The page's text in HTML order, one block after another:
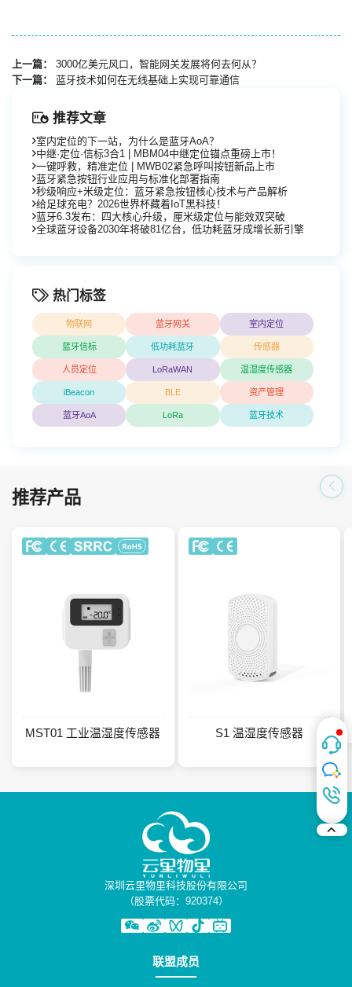
上一篇：
3000亿美元风口，智能网关发展将何去何从？
下一篇：
蓝牙技术如何在无线基础上实现可靠通信
推荐文章
室内定位的下一站，为什么是蓝牙AoA？
中继·定位·信标3合1 | MBM04中继定位锚点重磅上市！
一键呼救，精准定位 | MWB02紧急呼叫按钮新品上市
蓝牙紧急按钮行业应用与标准化部署指南
秒级响应+米级定位：蓝牙紧急按钮核心技术与产品解析
给足球充电？2026世界杯藏着IoT黑科技！
蓝牙6.3发布：四大核心升级，厘米级定位与能效双突破
全球蓝牙设备2030年将破81亿台，低功耗蓝牙成增长新引擎
热门标签
物联网 蓝牙网关 室内定位
蓝牙信标 低功耗蓝牙 传感器
人员定位 LoRaWAN 温湿度传感器
iBeacon BLE 资产管理
蓝牙AoA LoRa 蓝牙技术
推荐产品
-40℃~125℃ 工业级宽温检测
0.5℃ 高精度检测
MST01 工业温湿度传感器 S1 温湿度传感器
深圳云里物里科技股份有限公司
（股票代码：920374）
联盟成员